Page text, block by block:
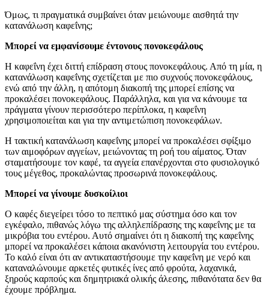
Όμως, τι πραγματικά συμβαίνει όταν μειώνουμε αισθητά την
κατανάλωση καφεΐνης;
Μπορεί να εμφανίσουμε έντονους πονοκεφάλους
Η καφεΐνη έχει διττή επίδραση στους πονοκεφάλους. Από τη μία, η
κατανάλωση καφεΐνης σχετίζεται με πιο συχνούς πονοκεφάλους,
ενώ από την άλλη, η απότομη διακοπή της μπορεί επίσης να
προκαλέσει πονοκεφάλους. Παράλληλα, και για να κάνουμε τα
πράγματα γίνουν περισσότερο περίπλοκα, η καφεΐνη
χρησιμοποιείται και για την αντιμετώπιση πονοκεφάλων.
Η τακτική κατανάλωση καφεΐνης μπορεί να προκαλέσει σφίξιμο
των αιμοφόρων αγγείων, μειώνοντας τη ροή του αίματος. Όταν
σταματήσουμε τον καφέ, τα αγγεία επανέρχονται στο φυσιολογικό
τους μέγεθος, προκαλώντας προσωρινά πονοκεφάλους.
Μπορεί να γίνουμε δυσκοίλιοι
Ο καφές διεγείρει τόσο το πεπτικό μας σύστημα όσο και τον
εγκέφαλο, πιθανώς λόγω της αλληλεπίδρασης της καφεΐνης με τα
μικρόβια του εντέρου. Αυτό σημαίνει ότι η διακοπή της καφεΐνης
μπορεί να προκαλέσει κάποια ακανόνιστη λειτουργία του εντέρου.
Το καλό είναι ότι αν αντικαταστήσουμε την καφεΐνη με νερό και
καταναλώνουμε αρκετές φυτικές ίνες από φρούτα, λαχανικά,
ξηρούς καρπούς και δημητριακά ολικής άλεσης, πιθανότατα δεν θα
έχουμε πρόβλημα.